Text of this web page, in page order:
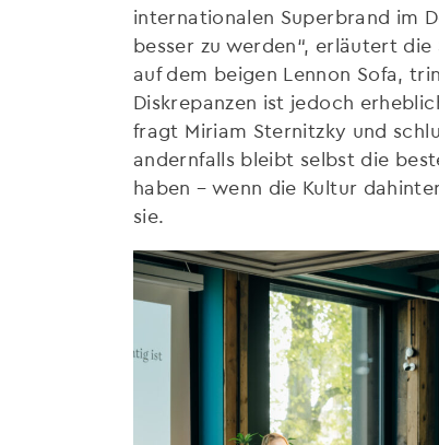
internationalen Superbrand im
besser zu werden“, erläutert
auf dem beigen Lennon Sofa,
Diskrepanzen ist jedoch
fragt Miriam Sternitzky und
andernfalls bleibt selbst die
haben – wenn die Kultur
sie.